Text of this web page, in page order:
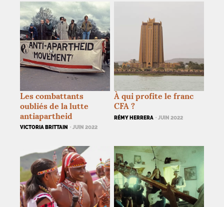
Les combattants
oubliés de la lutte
antiapartheid
VICTORIA BRITTAIN · JUIN 2022
À qui profite le franc
CFA ?
RÉMY HERRERA · JUIN 2022